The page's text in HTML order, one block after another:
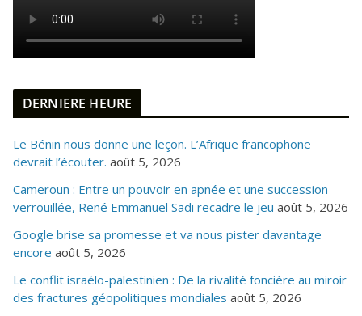
DERNIERE HEURE
Le Bénin nous donne une leçon. L’Afrique francophone
devrait l’écouter. août 5, 2026
Cameroun : Entre un pouvoir en apnée et une succession
verrouillée, René Emmanuel Sadi recadre le jeu août 5, 2026
Google brise sa promesse et va nous pister davantage
encore août 5, 2026
Le conflit israélo-palestinien : De la rivalité foncière au miroir
des fractures géopolitiques mondiales août 5, 2026